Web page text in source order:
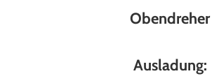
Obendreher
Ausladung: